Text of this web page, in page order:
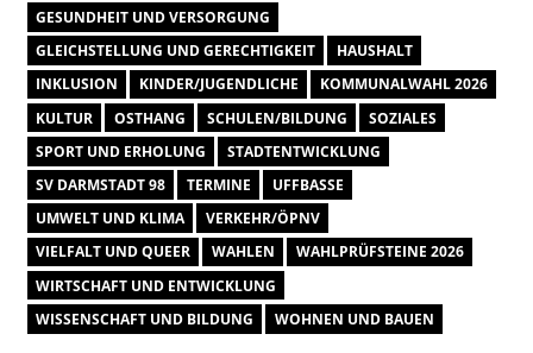
GESUNDHEIT UND VERSORGUNG
GLEICHSTELLUNG UND GERECHTIGKEIT
HAUSHALT
INKLUSION
KINDER/JUGENDLICHE
KOMMUNALWAHL 2026
KULTUR
OSTHANG SCHULEN/BILDUNG
SOZIALES
SPORT UND ERHOLUNG
STADTENTWICKLUNG
SV DARMSTADT 98
TERMINE
UFFBASSE
UMWELT UND KLIMA
VERKEHR/ÖPNV
VIELFALT UND QUEER
WAHLEN
WAHLPRÜFSTEINE 2026
WIRTSCHAFT UND ENTWICKLUNG
WISSENSCHAFT UND BILDUNG
WOHNEN UND BAUEN